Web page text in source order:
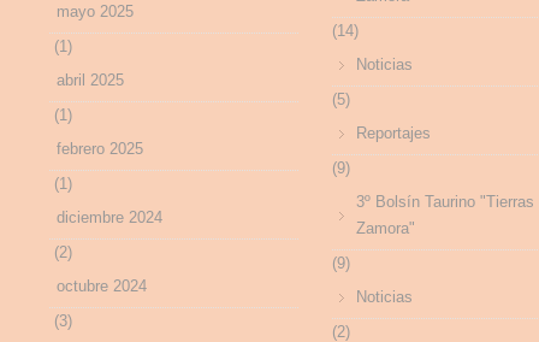
mayo 2025
(1)
abril 2025
(1)
febrero 2025
(1)
diciembre 2024
(2)
octubre 2024
(3)
(14)
Noticias
(5)
Reportajes
(9)
3º Bolsín Taurino "Tierras
Zamora"
(9)
Noticias
(2)